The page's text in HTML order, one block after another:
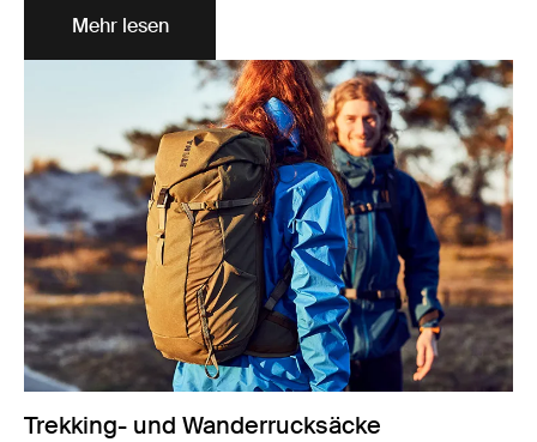
Mehr lesen
Trekking- und Wanderrucksäcke